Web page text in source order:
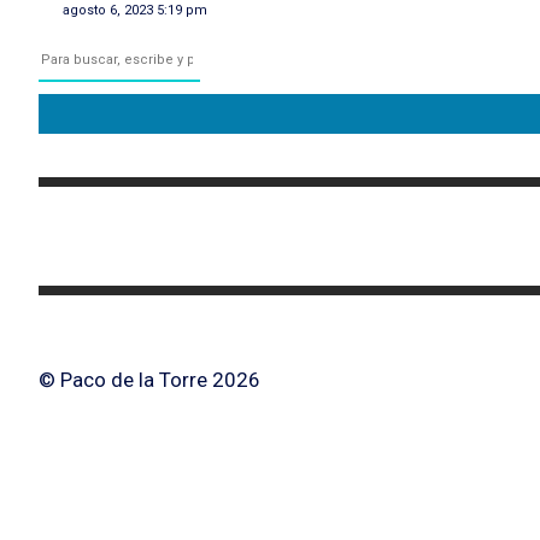
agosto 6, 2023 5:19 pm
© Paco de la Torre 2026